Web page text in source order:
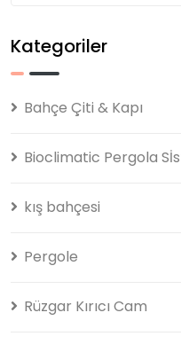
Kategoriler
Bahçe Çiti & Kapı
Bioclimatic Pergola
kış bahçesi
Pergole
Rüzgar Kırıcı Cam